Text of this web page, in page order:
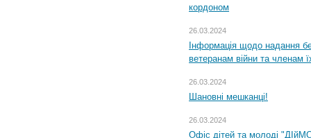
кордоном
26.03.2024
Інформація щодо надання
ветеранам війни та членам
26.03.2024
Шановні мешканці!
26.03.2024
Офіс дітей та молоді